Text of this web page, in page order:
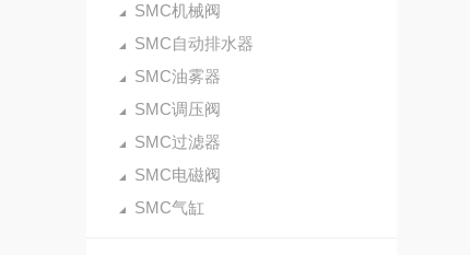
SMC机械阀
SMC自动排水器
SMC油雾器
SMC调压阀
SMC过滤器
SMC电磁阀
SMC气缸